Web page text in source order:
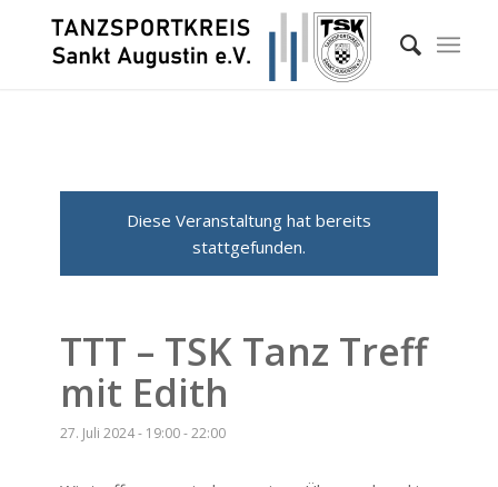
Diese Veranstaltung hat bereits
stattgefunden.
TTT – TSK Tanz Treff
mit Edith
27. Juli 2024 - 19:00-22:00